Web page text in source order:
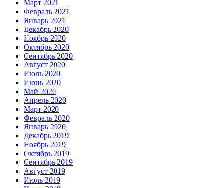
Март 2021
Февраль 2021
Январь 2021
Декабрь 2020
Ноябрь 2020
Октябрь 2020
Сентябрь 2020
Август 2020
Июль 2020
Июнь 2020
Май 2020
Апрель 2020
Март 2020
Февраль 2020
Январь 2020
Декабрь 2019
Ноябрь 2019
Октябрь 2019
Сентябрь 2019
Август 2019
Июль 2019